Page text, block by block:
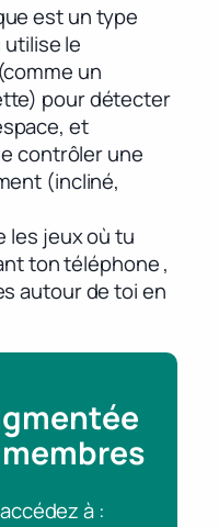
est un type
le
un
pour détecter
et
contrôler une
(incliné,
les jeux où tu
ton téléphone ,
autour de toi en
à :